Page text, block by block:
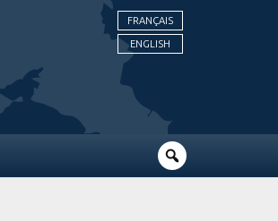
FRANÇAIS
ENGLISH